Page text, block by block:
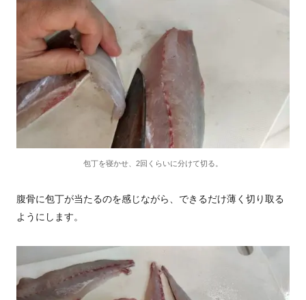
包丁を寝かせ、2回くらいに分けて切る。
腹骨に包丁が当たるのを感じながら、できるだけ薄く切り取る
ようにします。